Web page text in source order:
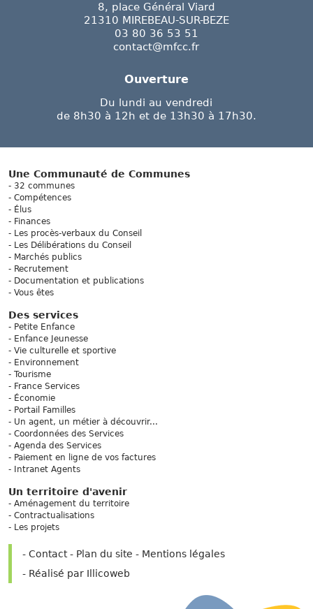
8, place Général Viard
21310 MIREBEAU-SUR-BEZE
03 80 36 53 51
contact@mfcc.fr
Ouverture
Du lundi au vendredi
de 8h30 à 12h et de 13h30 à 17h30.
Une Communauté de Communes
32 communes
Compétences
Élus
Finances
Les procès-verbaux du Conseil
Les Délibérations du Conseil
Marchés publics
Recrutement
Documentation et publications
Vous êtes
Des services
Petite Enfance
Enfance Jeunesse
Vie culturelle et sportive
Environnement
Tourisme
France Services
Économie
Portail Familles
Un agent, un métier à découvrir...
Coordonnées des Services
Agenda des Services
Paiement en ligne de vos factures
Intranet Agents
Un territoire d'avenir
Aménagement du territoire
Contractualisations
Les projets
Contact Plan du site
Mentions légales
Réalisé par Illicoweb